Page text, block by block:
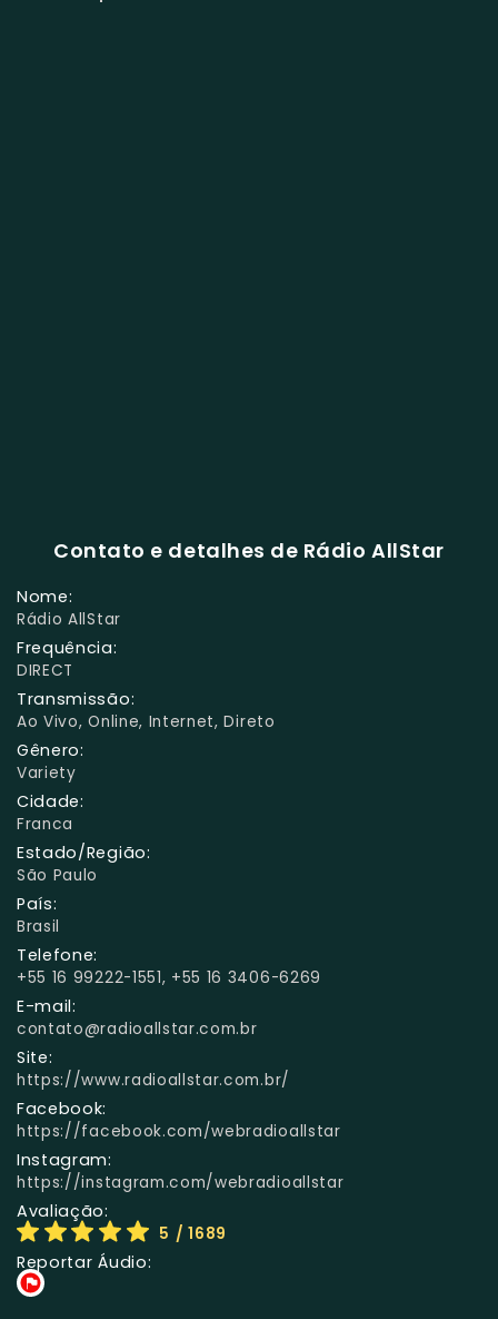
Contato e detalhes de Rádio AllStar
Nome:
Rádio AllStar
Frequência:
DIRECT
Transmissão:
Ao Vivo, Online, Internet, Direto
Gênero:
Variety
Cidade:
Franca
Estado/Região:
São Paulo
País:
Brasil
Telefone:
+55 16 99222-1551, +55 16 3406-6269
E-mail:
contato@radioallstar.com.br
Site:
https://www.radioallstar.com.br/
Facebook:
https://facebook.com/webradioallstar
Instagram:
https://instagram.com/webradioallstar
Avaliação:
5 / 1689
Reportar Áudio: